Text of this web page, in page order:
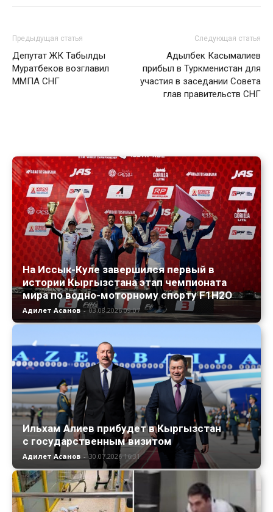
Предыдущая статья
Депутат ЖК Табылды
Муратбеков возглавил
ММПА СНГ
Следующая статья
Адылбек Касымалиев
прибыл в Туркменистан для
участия в заседании Совета
глав правительств СНГ
На Иссык-Куле завершился первый в
истории Кыргызстана этап чемпионата
мира по водно-моторному спорту F1H2O
Адилет Асанов - 03.08.2026 09:07
Ильхам Алиев прибудет в Кыргызстан
с государственным визитом
Адилет Асанов - 30.07.2026 16:31